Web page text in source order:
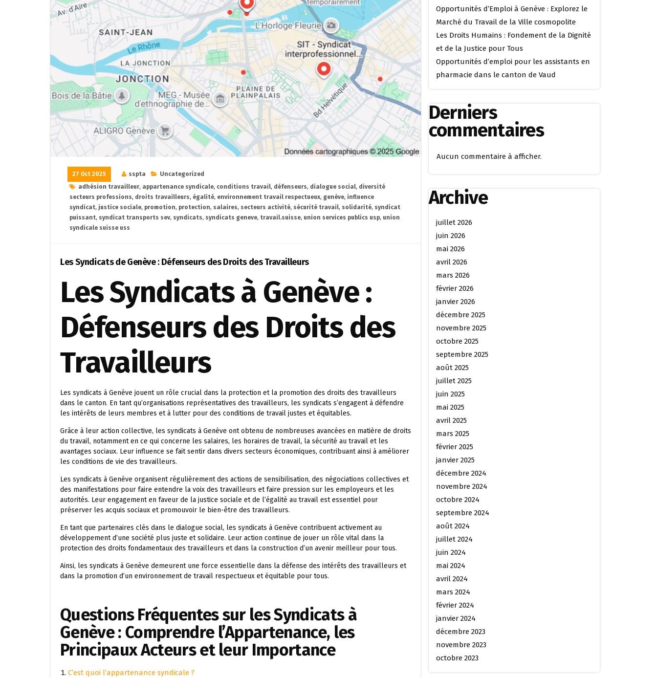
27 Oct 2025 sspta
Uncategorized
adhésion travailleur, appartenance syndicale, conditions travail, défenseurs, dialogue social, diversité
secteurs professions, droits travailleurs, égalité, environnement travail respectueux, genève, influence
syndicat, justice sociale, promotion, protection, salaires, secteurs activité, sécurité travail, solidarité, syndicat
puissant, syndicat transports sev, syndicats, syndicats geneve, travail.suisse, union services publics usp, union
syndicale suisse uss
Les Syndicats de Genève : Défenseurs des Droits des Travailleurs
Les Syndicats à Genève :
Défenseurs des Droits des
Travailleurs
Les syndicats à Genève jouent un rôle crucial dans la protection et la promotion des droits des travailleurs
dans le canton. En tant qu’organisations représentatives des travailleurs, les syndicats s’engagent à défendre
les intérêts de leurs membres et à lutter pour des conditions de travail justes et équitables.
Grâce à leur action collective, les syndicats à Genève ont obtenu de nombreuses avancées en matière de droits
du travail, notamment en ce qui concerne les salaires, les horaires de travail, la sécurité au travail et les
avantages sociaux. Leur influence se fait sentir dans divers secteurs économiques, contribuant ainsi à améliorer
les conditions de vie des travailleurs.
Les syndicats à Genève organisent régulièrement des actions de sensibilisation, des négociations collectives et
des manifestations pour faire entendre la voix des travailleurs et faire pression sur les employeurs et les
autorités. Leur engagement en faveur de la justice sociale et de l’égalité au travail est essentiel pour
préserver les acquis sociaux et promouvoir le bien-être des travailleurs.
En tant que partenaires clés dans le dialogue social, les syndicats à Genève contribuent activement au
développement d’une société plus juste et solidaire. Leur action continue de jouer un rôle vital dans la
protection des droits fondamentaux des travailleurs et dans la construction d’un avenir meilleur pour tous.
Ainsi, les syndicats à Genève demeurent une force essentielle dans la défense des intérêts des travailleurs et
dans la promotion d’un environnement de travail respectueux et équitable pour tous.
Questions Fréquentes sur les Syndicats à
Genève : Comprendre l’Appartenance, les
Principaux Acteurs et leur Importance
C’est quoi l’appartenance syndicale ?
Opportunités d’Emploi à Genève : Explorez le
Marché du Travail de la Ville cosmopolite
Les Droits Humains : Fondement de la Dignité
et de la Justice pour Tous
Opportunités d’emploi pour les assistants en
pharmacie dans le canton de Vaud
Derniers
commentaires
Aucun commentaire à afficher.
Archive
juillet 2026
juin 2026
mai 2026
avril 2026
mars 2026
février 2026
janvier 2026
décembre 2025
novembre 2025
octobre 2025
septembre 2025
août 2025
juillet 2025
juin 2025
mai 2025
avril 2025
mars 2025
février 2025
janvier 2025
décembre 2024
novembre 2024
octobre 2024
septembre 2024
août 2024
juillet 2024
juin 2024
mai 2024
avril 2024
mars 2024
février 2024
janvier 2024
décembre 2023
novembre 2023
octobre 2023